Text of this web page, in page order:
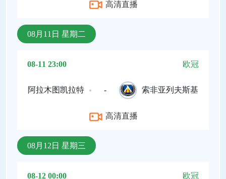
高清直播
08月11日 星期二
08-11 23:00 欧冠
阿拉木图凯拉特 - 索非亚列夫斯基
高清直播
08月12日 星期三
08-12 00:00 欧冠